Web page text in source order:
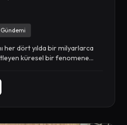
her dört yılda bir milyarlarca
küresel bir fenomene...